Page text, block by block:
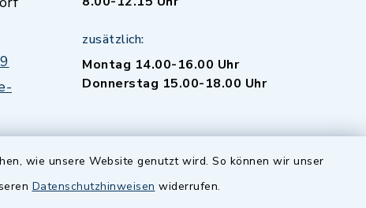
wie unsere Website genutzt wird. So können wir unser
Datenschutzhinweisen widerrufen.
zusätzlich:
Montag 14.00-16.00 Uhr
Donnerstag 15.00-18.00 Uhr